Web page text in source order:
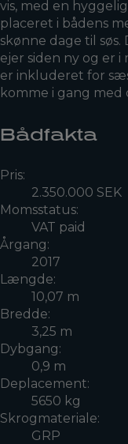
vis, med en
placeret i bådens
skønne dage til
ejer siden ny og er
er inkluderet for
komme i gang
Bådfakta
Pris:
2.350.000 SEK
Momsstatus:
VAT paid
Årgang:
2017
Længde:
10,07 m
Bredde:
3,25 m
Dybgang:
0,9 m
Deplacement:
5650 kg
Skrogmateriale:
GRP